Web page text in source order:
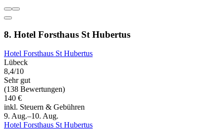
8. Hotel Forsthaus St Hubertus
Hotel Forsthaus St Hubertus
Lübeck
8,4/10
Sehr gut
(138 Bewertungen)
140 €
inkl. Steuern & Gebühren
9. Aug.–10. Aug.
Hotel Forsthaus St Hubertus